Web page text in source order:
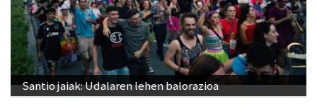
Santio jaiak: Udalaren lehen balorazioa